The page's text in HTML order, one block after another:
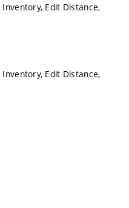
Edit Distance,
Edit Distance,